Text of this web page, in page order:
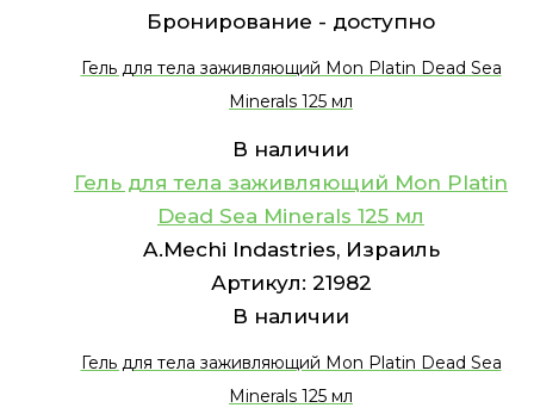
Бронирование - доступно
Гель для тела заживляющий Mon Platin Dead Sea
Minerals 125 мл
В наличии
Гель для тела заживляющий Mon Platin
Dead Sea Minerals 125 мл
A.Mechi Indastries, Израиль
Артикул: 21982
В наличии
Гель для тела заживляющий Mon Platin Dead Sea
Minerals 125 мл